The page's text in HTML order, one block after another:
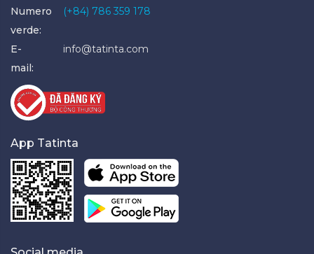
Numero
verde:
(+84) 786 359 178
E-
mail:
info@tatinta.com
App Tatinta